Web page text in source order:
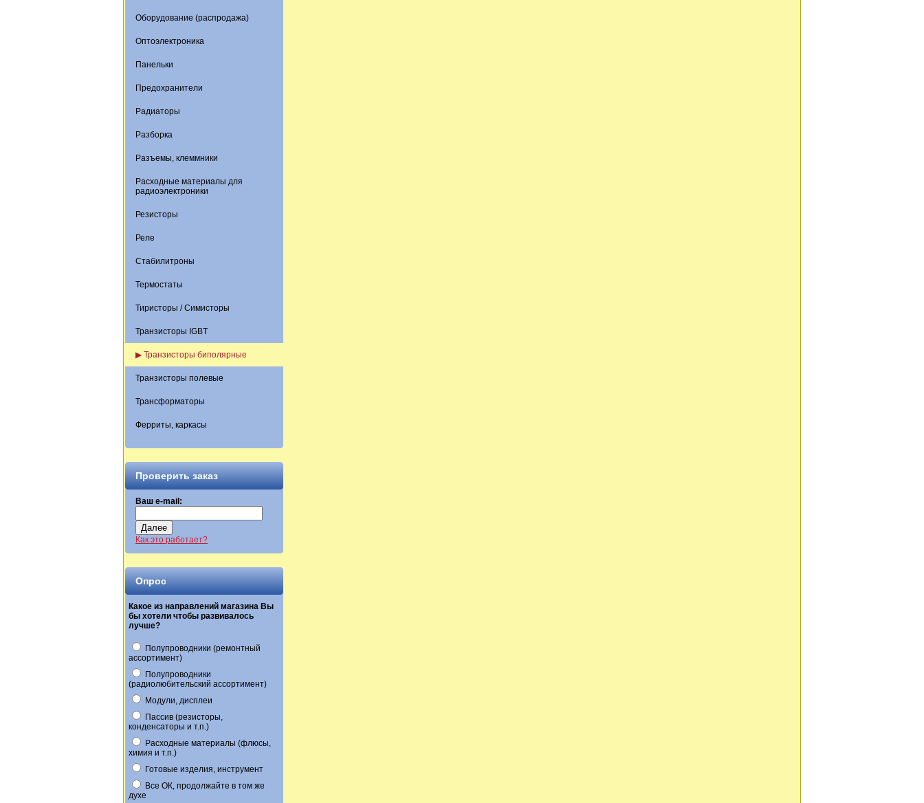
Оборудование (распродажа)
Оптоэлектроника
Панельки
Предохранители
Радиаторы
Разборка
Разъемы, клеммники
Расходные материалы для
радиоэлектроники
Резисторы
Реле
Стабилитроны
Термостаты
Тиристоры / Симисторы
Транзисторы IGBT
▶ Транзисторы биполярные
Транзисторы полевые
Трансформаторы
Ферриты, каркасы
Проверить заказ
Ваш e-mail:
Далее
Как это работает?
Опрос
Какое из направлений магазина Вы
бы хотели чтобы развивалось
лучше?
Полупроводники (ремонтный
ассортимент)
Полупроводники
(радиолюбительский ассортимент)
Модули, дисплеи
Пассив (резисторы,
конденсаторы и т.п.)
Расходные материалы (флюсы,
химия и т.п.)
Готовые изделия, инструмент
Все ОК, продолжайте в том же
духе